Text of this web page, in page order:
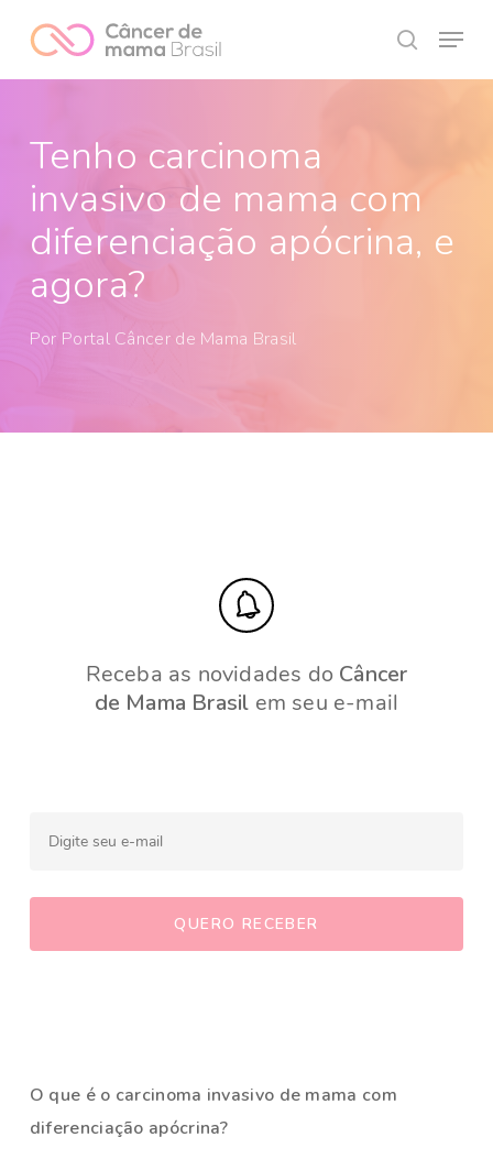
main
Menu
Tenho carcinoma
invasivo de mama com
diferenciação apócrina, e
agora?
Por Portal Câncer de Mama Brasil
Receba as novidades do Câncer
de Mama Brasil em seu e-mail
O que é o carcinoma invasivo de mama com
diferenciação apócrina?